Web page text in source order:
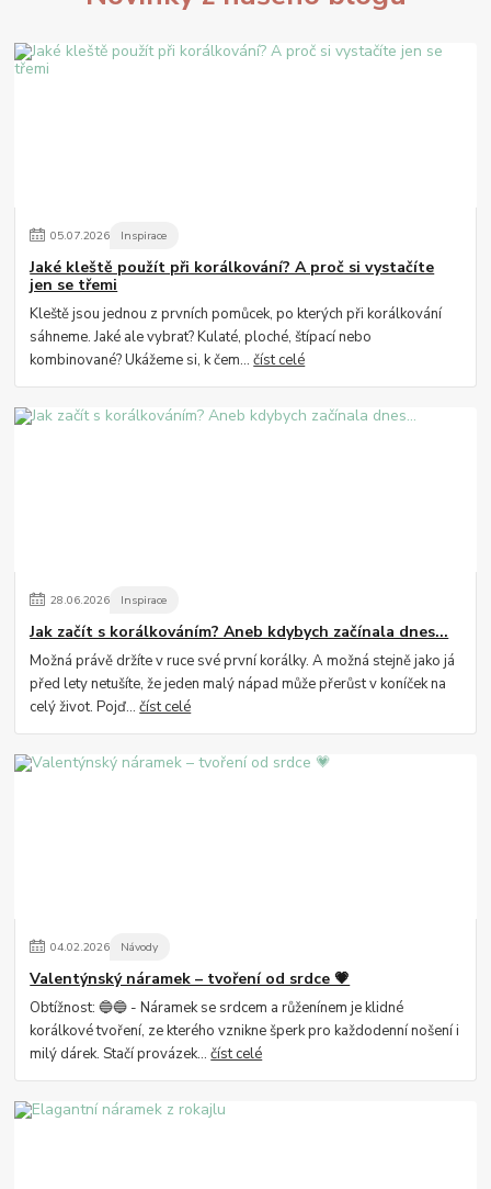
05.07.2026 Inspirace
Jaké kleště použít při korálkování? A proč si vystačíte
jen se třemi
Kleště jsou jednou z prvních pomůcek, po kterých při korálkování
sáhneme. Jaké ale vybrat? Kulaté, ploché, štípací nebo
kombinované? Ukážeme si, k čem...číst celé
28.06.2026 Inspirace
Jak začít s korálkováním? Aneb kdybych začínala dnes...
Možná právě držíte v ruce své první korálky. A možná stejně jako já
před lety netušíte, že jeden malý nápad může přerůst v koníček na
celý život. Pojď...číst celé
04.02.2026 Návody
Valentýnský náramek – tvoření od srdce 💗
Obtížnost: 🔵🔵 - Náramek se srdcem a růženínem je klidné
korálkové tvoření, ze kterého vznikne šperk pro každodenní nošení i
milý dárek. Stačí provázek...číst celé